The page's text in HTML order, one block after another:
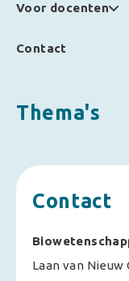
Voor docenten
Contact
Thema's
Contact
Laan van Nieuw